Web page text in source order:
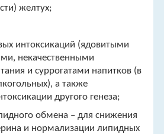
желтух;
интоксикаций (ядовитыми
некачественными
и суррогатами напитков (в
а также
другого генеза;
обмена – для снижения
и нормализации липидных